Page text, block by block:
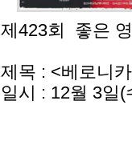
제423회 좋은
제목 : <베로니
일시 : 12월 3일